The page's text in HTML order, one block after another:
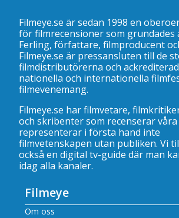
Filmeye.se är sedan 1998 en
för filmrecensioner som grundades
Ferling, författare, filmproducent
Filmeye.se är pressansluten till de
filmdistributörerna och
nationella och internationella
filmevenemang.
Filmeye.se har filmvetare,
och skribenter som recenserar
representerar i första hand inte
filmvetenskapen utan publiken. Vi
också en digital tv-guide där man
idag alla kanaler.
Filmeye
Om oss